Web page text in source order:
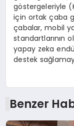
göstergeleriyle
için ortak çaba
çabalar, mobil
standartlarının
yapay zeka
destek
Benzer